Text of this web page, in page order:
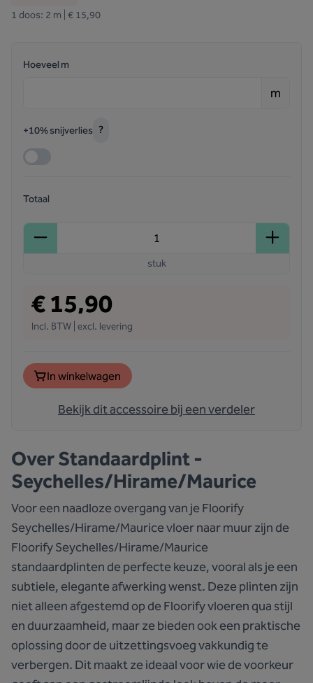
1 doos: 2 m | € 15,90
Hoeveel m
m
+10% snijverlies ?
Totaal
stuk
€ 15,90
Incl. BTW | excl. levering
In winkelwagen
Bekijk dit accessoire bij een verdeler
OverStandaardplint -
Seychelles/Hirame/Maurice
Voor een naadloze overgang van je Floorify
Seychelles/Hirame/Maurice vloer naar muur zijn de
Floorify Seychelles/Hirame/Maurice
standaardplinten de perfecte keuze, vooral als je een
subtiele, elegante afwerking wenst. Deze plinten zijn
niet alleen afgestemd op de Floorify vloeren qua stijl
en duurzaamheid, maar ze bieden ook een praktische
oplossing door de uitzettingsvoeg vakkundig te
verbergen. Dit maakt ze ideaal voor wie de voorkeur